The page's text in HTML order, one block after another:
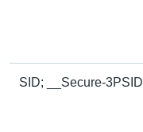
SID; __Secure-3PSID